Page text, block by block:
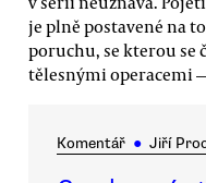
je plně postavené na
poruchu, se kterou se
tělesnými operacemi
Komentář ● Jiří